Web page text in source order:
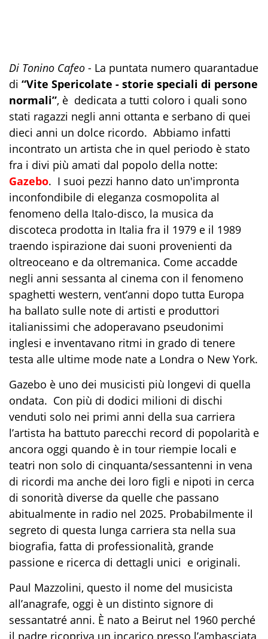
Di Tonino Cafeo - La puntata numero quarantadue
di “Vite Spericolate - storie speciali di persone
normali”, è dedicata a tutti coloro i quali sono
stati ragazzi negli anni ottanta e serbano di quei
dieci anni un dolce ricordo. Abbiamo infatti
incontrato un artista che in quel periodo è stato
fra i divi più amati dal popolo della notte:
Gazebo. I suoi pezzi hanno dato un'impronta
inconfondibile di eleganza cosmopolita al
fenomeno della Italo-disco, la musica da
discoteca prodotta in Italia fra il 1979 e il 1989
traendo ispirazione dai suoni provenienti da
oltreoceano e da oltremanica. Come accadde
negli anni sessanta al cinema con il fenomeno
spaghetti western, vent’anni dopo tutta Europa
ha ballato sulle note di artisti e produttori
italianissimi che adoperavano pseudonimi
inglesi e inventavano ritmi in grado di tenere
testa alle ultime mode nate a Londra o New York.
Gazebo è uno dei musicisti più longevi di quella
ondata. Con più di dodici milioni di dischi
venduti solo nei primi anni della sua carriera
l’artista ha battuto parecchi record di popolarità e
ancora oggi quando è in tour riempie locali e
teatri non solo di cinquanta/sessantenni in vena
di ricordi ma anche dei loro figli e nipoti in cerca
di sonorità diverse da quelle che passano
abitualmente in radio nel 2025. Probabilmente il
segreto di questa lunga carriera sta nella sua
biografia, fatta di professionalità, grande
passione e ricerca di dettagli unici e originali.
Paul Mazzolini, questo il nome del musicista
all’anagrafe, oggi è un distinto signore di
sessantatré anni. È nato a Beirut nel 1960 perché
il padre ricopriva un incarico presso l’ambasciata